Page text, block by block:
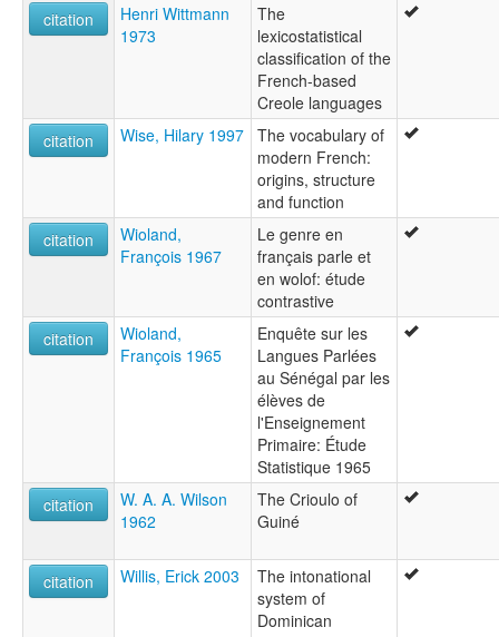
citation
Henri Wittmann
1973
The
lexicostatistical
classification of the
French-based
Creole languages
citation
Wise, Hilary 1997 The vocabulary of
modern French:
origins, structure
and function
citation
Wioland,
François 1967
Le genre en
français parle et
en wolof: étude
contrastive
citation
Wioland,
François 1965
Enquête sur les
Langues Parlées
au Sénégal par les
élèves de
l'Enseignement
Primaire: Étude
Statistique 1965
citation
W. A. A. Wilson
1962
The Crioulo of
Guiné
citation Willis, Erick 2003
The intonational
system of
Dominican